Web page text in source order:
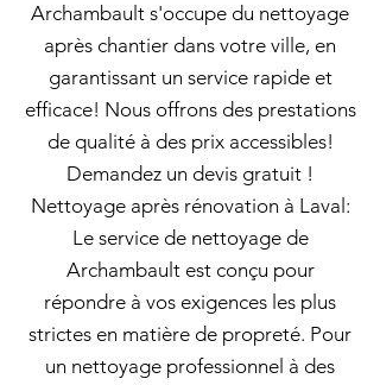
Archambault s'occupe du nettoyage
après chantier dans votre ville, en
garantissant un service rapide et
efficace! Nous offrons des prestations
de qualité à des prix accessibles!
Demandez un devis gratuit !
Nettoyage après rénovation à Laval:
Le service de nettoyage de
Archambault est conçu pour
répondre à vos exigences les plus
strictes en matière de propreté. Pour
un nettoyage professionnel à des